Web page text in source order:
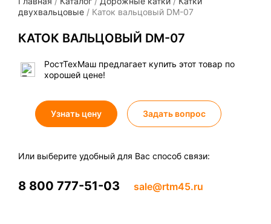
двухвальцовые / Каток вальцовый DM-07
КАТОК ВАЛЬЦОВЫЙ DM-07
РостТехМаш предлагает купить этот товар по
хорошей цене!
Узнать цену Задать вопрос
Или выберите удобный для Вас способ связи:
8 800 777-51-03 sale@rtm45.ru